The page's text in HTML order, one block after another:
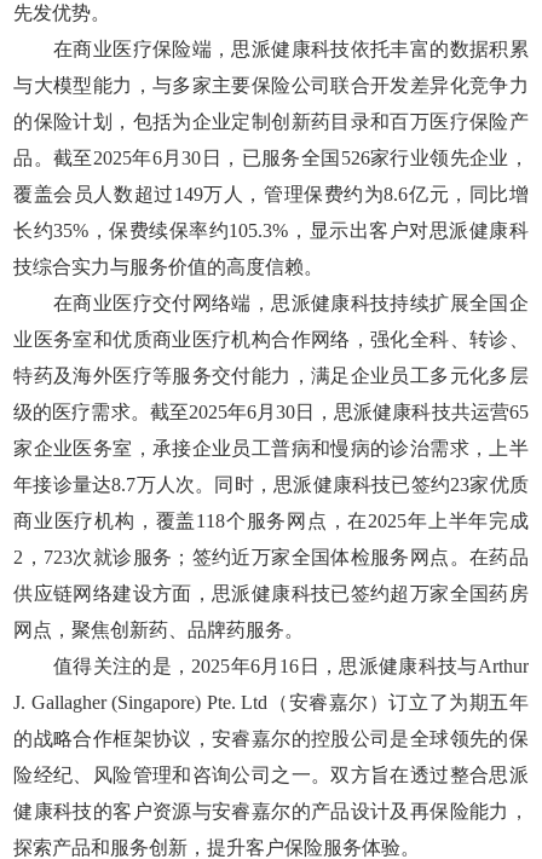
先发优势。
在商业医疗保险端，思派健康科技依托丰富的数据积累
与大模型能力，与多家主要保险公司联合开发差异化竞争力
的保险计划，包括为企业定制创新药目录和百万医疗保险产
品。截至2025年6月30日，已服务全国526家行业领先企业，
覆盖会员人数超过149万人，管理保费约为8.6亿元，同比增
长约35%，保费续保率约105.3%，显示出客户对思派健康科
技综合实力与服务价值的高度信赖。
在商业医疗交付网络端，思派健康科技持续扩展全国企
业医务室和优质商业医疗机构合作网络，强化全科、转诊、
特药及海外医疗等服务交付能力，满足企业员工多元化多层
级的医疗需求。截至2025年6月30日，思派健康科技共运营65
家企业医务室，承接企业员工普病和慢病的诊治需求，上半
年接诊量达8.7万人次。同时，思派健康科技已签约23家优质
商业医疗机构，覆盖118个服务网点，在2025年上半年完成
2，723次就诊服务；签约近万家全国体检服务网点。在药品
供应链网络建设方面，思派健康科技已签约超万家全国药房
网点，聚焦创新药、品牌药服务。
值得关注的是，2025年6月16日，思派健康科技与Arthur
J. Gallagher (Singapore) Pte. Ltd（安睿嘉尔）订立了为期五年
的战略合作框架协议，安睿嘉尔的控股公司是全球领先的保
险经纪、风险管理和咨询公司之一。双方旨在透过整合思派
健康科技的客户资源与安睿嘉尔的产品设计及再保险能力，
探索产品和服务创新，提升客户保险服务体验。